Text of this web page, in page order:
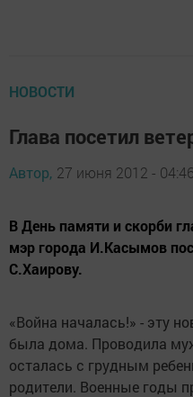
НОВОСТИ
Глава посетил
Автор, 27 июня 2012 - 04:46
В День памяти и скорби
мэр города И.Касымов
С.Хаирову.
«Война началась!» - эту
была дома. Проводила
осталась с грудным
родители. Военные годы